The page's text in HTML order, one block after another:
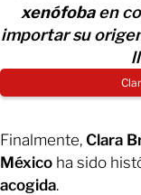
xenófobaen
importar su
Finalmente, Clara
México ha sido
acogida.